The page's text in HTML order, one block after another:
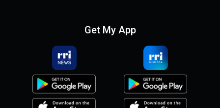
Get My App